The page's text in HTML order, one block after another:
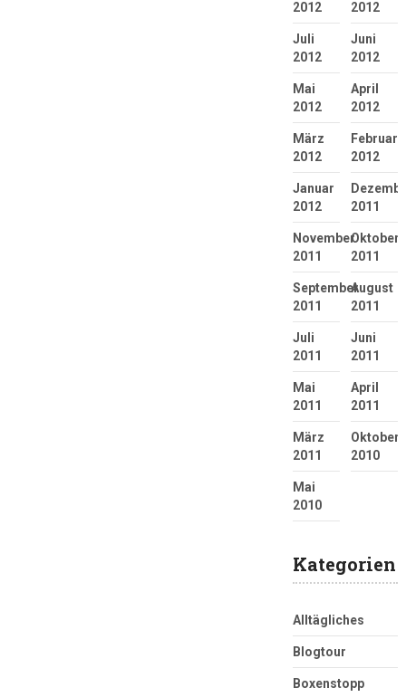
2012
2012
Juli
2012
Juni
2012
Mai
2012
April
2012
März
2012
Februar
2012
Januar
2012
2011
November
2011
Oktober
2011
September
2011
August
2011
Juli
2011
Juni
2011
Mai
2011
April
2011
März
2011
Oktober
2010
Mai
2010
Kategorien
Alltägliches
Blogtour
Boxenstopp